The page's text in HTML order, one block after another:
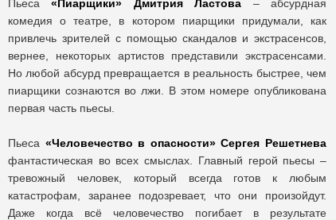
Пьеса«Пиарщики» Дмитрия Ластова – абсурдная
комедия о театре, в котором пиарщики придумали, как
привлечь зрителей с помощью скандалов и экстрасенсов,
вернее, некоторых артистов представили экстрасенсами.
Но любой абсурд превращается в реальность быстрее, чем
пиарщики сознаются во лжи. В этом номере опубликована
первая часть пьесы.
Пьеса «Человечество в опасности» Сергея Решетнева
фантастическая во всех смыслах. Главный герой пьесы –
тревожный человек, который всегда готов к любым
катастрофам, заранее подозревает, что они произойдут.
Даже когда всё человечество погибает в результате